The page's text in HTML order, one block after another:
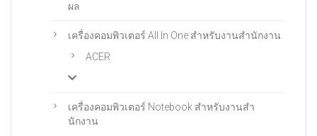
ผล
เครื่องคอมพิวเตอร์ All In One สําหรับงานสํานักงาน
ACER
เครื่องคอมพิวเตอร์ Notebook สําหรับงานสํา
นักงาน